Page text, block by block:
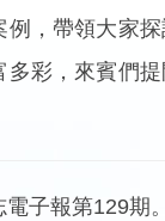
例，帶領大家
多彩，來賓們
子報第129期。